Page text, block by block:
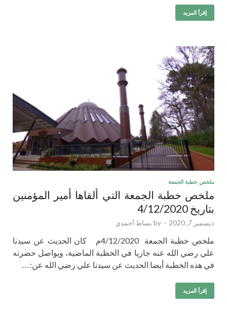
إقرأ المزيد
ملخص خطبة الجمعة
ملخص خطبة الجمعة التي ألقاها أمير المؤمنين
بتاريخ 4/12/2020
ديسمبر 7, 2020 -
by بساط أحمدي
ملخص خطبة الجمعة 4/12/2020م كان الحديث عن سيدنا
علي رضي الله عنه جاريا في الخطبة الماضية، ويواصل حضرته
في هذه الخطبة أيضا الحديث عن سيدنا علي رضي الله عن: …
إقرأ المزيد